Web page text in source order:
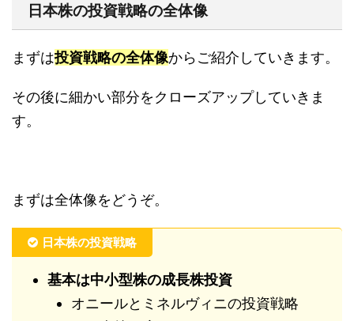
日本株の投資戦略の全体像
まずは投資戦略の全体像からご紹介していきます。
その後に細かい部分をクローズアップしていきま
す。
まずは全体像をどうぞ。
日本株の投資戦略
基本は中小型株の成長株投資
オニールとミネルヴィニの投資戦略